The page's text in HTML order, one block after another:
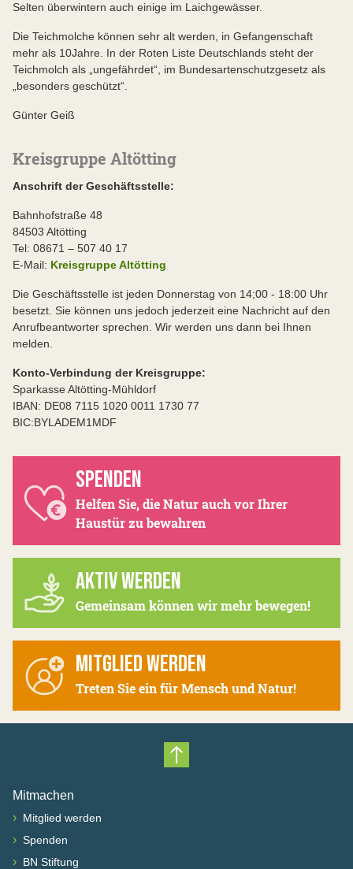
Selten überwintern auch einige im Laichgewässer.
Die Teichmolche können sehr alt werden, in Gefangenschaft
mehr als 10Jahre. In der Roten Liste Deutschlands steht der
Teichmolch als „ungefährdet“, im Bundesartenschutzgesetz als
„besonders geschützt“.
Günter Geiß
Kreisgruppe Altötting
Anschrift der Geschäftsstelle:
Bahnhofstraße 48
84503 Altötting
Tel: 08671 – 507 40 17
E-Mail: Kreisgruppe Altötting
Die Geschäftsstelle ist jeden Donnerstag von 14;00 - 18:00 Uhr
besetzt. Sie können uns jedoch jederzeit eine Nachricht auf den
Anrufbeantworter sprechen. Wir werden uns dann bei Ihnen
melden.
Konto-Verbindung der Kreisgruppe:
Sparkasse Altötting-Mühldorf
IBAN: DE08 7115 1020 0011 1730 77
BIC:BYLADEM1MDF
SPENDEN
Helfen Sie, die Natur auch vor Ihrer
Haustür zu bewahren
AKTIV WERDEN
Gemeinsam können wir mehr bewegen!
MITGLIED WERDEN
Treten Sie ein für Mensch und Natur!
Nach oben scrollen
Mitmachen
› Mitglied werden
› Spenden
› BN Stiftung